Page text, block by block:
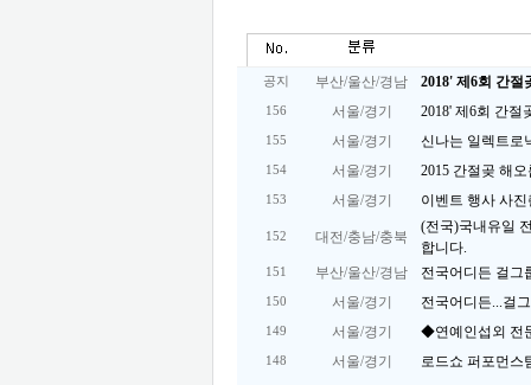
공지 부산/울산/경남 2018' 제6회 간절
156 서울/경기 2018' 제6회 간절
155 서울/경기 신나는 일렉트로
154 서울/경기 2015 간절곶 해
153 서울/경기 이벤트 행사 사
152 대전/충남/충북
(전국)국내유일
합니다.
151 부산/울산/경남 전국어디든 걸그
150 서울/경기 전국어디든...걸
149 서울/경기 ◆연예인섭외 전
148 서울/경기 로드쇼 퍼포먼스